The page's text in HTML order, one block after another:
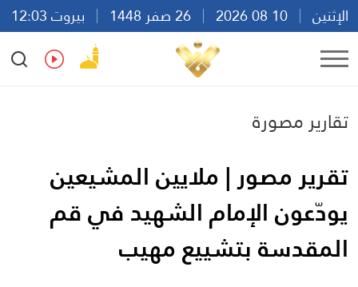
الإثنين
بيروت 12:03
Ar
En Fr Es
تقارير مصورة
تقرير مصور | ملايين المشيعين
يودّعون الإمام الشهيد في قم
المقدسة بتشييع مهيب